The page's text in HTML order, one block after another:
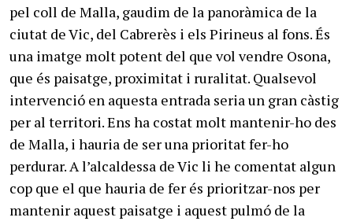
pel coll de Malla, gaudim de la panoràmica de la
ciutat de Vic, del Cabrerès i els Pirineus al fons. És
una imatge molt potent del que vol vendre Osona,
que és paisatge, proximitat i ruralitat. Qualsevol
intervenció en aquesta entrada seria un gran càstig
per al territori. Ens ha costat molt mantenir-ho des
de Malla, i hauria de ser una prioritat fer-ho
perdurar. A l’alcaldessa de Vic li he comentat algun
cop que el que hauria de fer és prioritzar-nos per
mantenir aquest paisatge i aquest pulmó de la